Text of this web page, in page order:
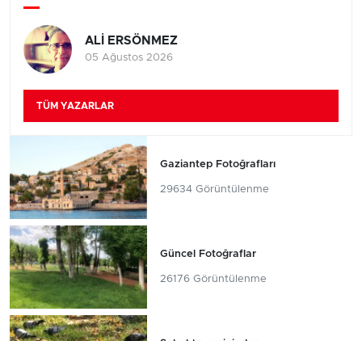
ALİ ERSÖNMEZ
05 Ağustos 2026
TÜM YAZARLAR
Gaziantep Fotoğrafları
29634 Görüntülenme
Güncel Fotoğraflar
26176 Görüntülenme